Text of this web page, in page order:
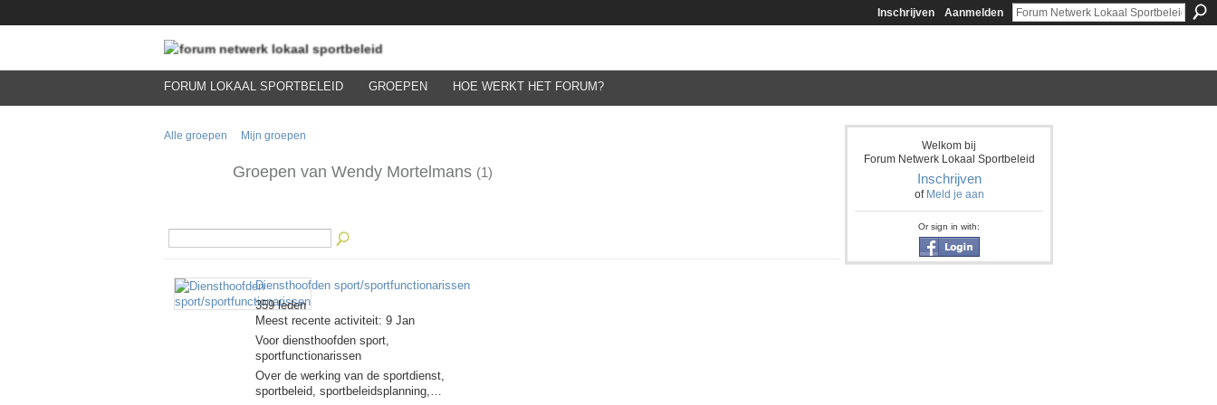
Inschrijven Aanmelden
FORUM LOKAAL SPORTBELEID GROEPEN HOE WERKT HET FORUM?
Alle groepen Mijn groepen
Groepen van Wendy Mortelmans (1)
Diensthoofden sport/sportfunctionarissen
359 leden
Meest recente activiteit: 9 Jan
Voor diensthoofden sport,
sportfunctionarissen
Over de werking van de sportdienst,
sportbeleid, sportbeleidsplanning,…
Welkom bij
Forum Netwerk Lokaal Sportbeleid
Inschrijven
of Meld je aan
Or sign in with: